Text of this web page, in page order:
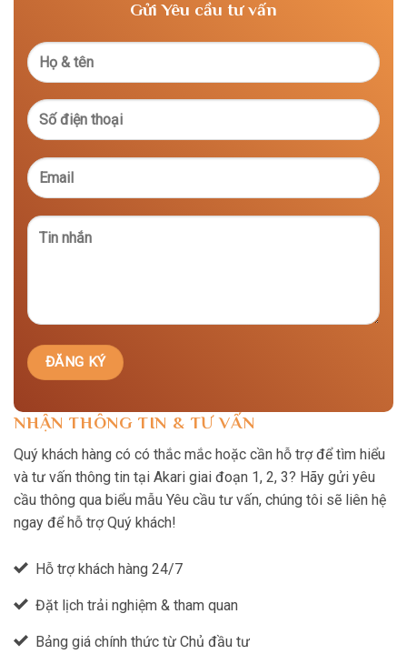
Gửi Yêu cầu tư vấn
NHẬN THÔNG TIN & TƯ VẤN
Quý khách hàng có có thắc mắc hoặc cần hỗ trợ để tìm hiểu
và tư vấn thông tin tại Akari giai đoạn 1, 2, 3? Hãy gửi yêu
cầu thông qua biểu mẫu Yêu cầu tư vấn, chúng tôi sẽ liên hệ
ngay để hỗ trợ Quý khách!
Hỗ trợ khách hàng 24/7
Đặt lịch trải nghiệm & tham quan
Bảng giá chính thức từ Chủ đầu tư